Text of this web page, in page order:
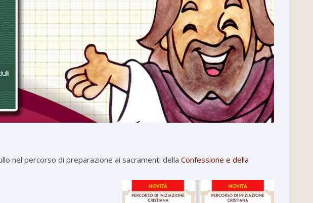
nel percorso di preparazione ai sacramenti della Confessione e della